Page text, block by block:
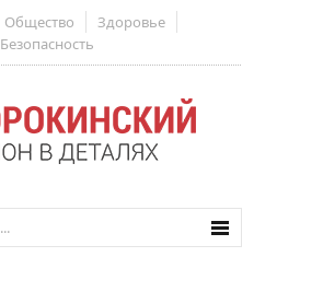
Общество
Здоровье
Безопасность